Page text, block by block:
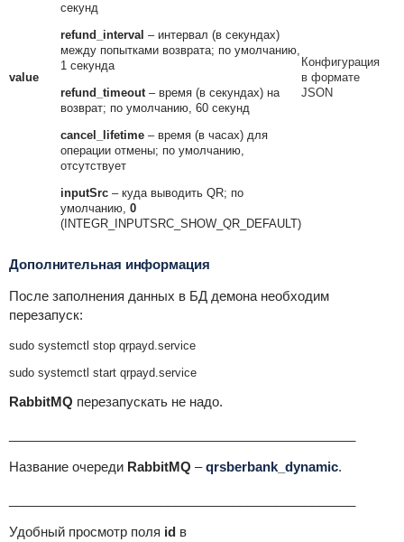
value
секунд
refund_interval – интервал (в секундах)
между попытками возврата; по умолчанию,
1 секунда
refund_timeout – время (в секундах) на
возврат; по умолчанию, 60 секунд
cancel_lifetime – время (в часах) для
операции отмены; по умолчанию,
отсутствует
inputSrc – куда выводить QR; по
умолчанию, 0
(INTEGR_INPUTSRC_SHOW_QR_DEFAULT)
Конфигурация
в формате
JSON
Дополнительная информация
После заполнения данных в БД демона необходим
перезапуск:
sudo systemctl stop qrpayd.service
sudo systemctl start qrpayd.service
RabbitMQ перезапускать не надо.
Название очереди RabbitMQ –qrsberbank_dynamic.
Удобный просмотр поля idв